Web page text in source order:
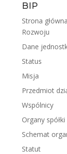
BIP
Strona
Rozwoju
Dane
Status
Misja
Przedmiot
Wspólnicy
Organy spółki
Schemat
Statut